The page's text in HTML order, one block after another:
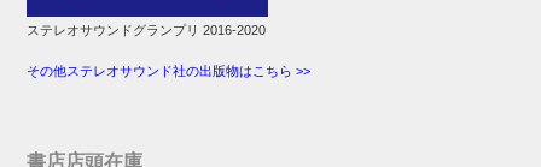
ステレオサウンドグランプリ 2016-2020
その他ステレオサウンド社の出版物はこちら >>
書店店頭在庫